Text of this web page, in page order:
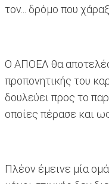
τον... δρόμο που
Ο ΑΠΟΕΛ θα
προπονητικής του
δουλεύει προς το
οποίες πέρασε και
Πλέον έμεινε μία